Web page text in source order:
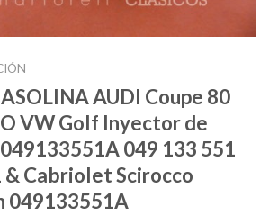
AUDI Coupe 80
VW Golf Inyector de
049 133 551
Cabriolet Scirocco
049133551A